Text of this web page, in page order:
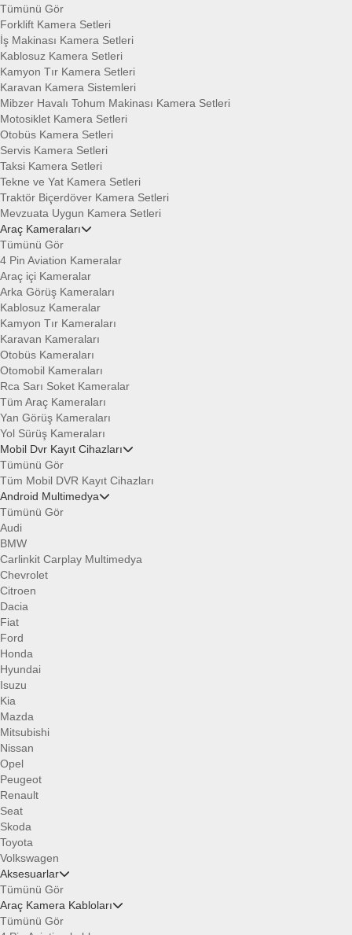
Tümünü Gör
Forklift Kamera Setleri
İş Makinası Kamera Setleri
Kablosuz Kamera Setleri
Kamyon Tır Kamera Setleri
Karavan Kamera Sistemleri
Mibzer Havalı Tohum Makinası Kamera Setleri
Motosiklet Kamera Setleri
Otobüs Kamera Setleri
Servis Kamera Setleri
Taksi Kamera Setleri
Tekne ve Yat Kamera Setleri
Traktör Biçerdöver Kamera Setleri
Mevzuata Uygun Kamera Setleri
Araç Kameraları
Tümünü Gör
4 Pin Aviation Kameralar
Araç içi Kameralar
Arka Görüş Kameraları
Kablosuz Kameralar
Kamyon Tır Kameraları
Karavan Kameraları
Otobüs Kameraları
Otomobil Kameraları
Rca Sarı Soket Kameralar
Tüm Araç Kameraları
Yan Görüş Kameraları
Yol Sürüş Kameraları
Mobil Dvr Kayıt Cihazları
Tümünü Gör
Tüm Mobil DVR Kayıt Cihazları
Android Multimedya
Tümünü Gör
Audi
BMW
Carlinkit Carplay Multimedya
Chevrolet
Citroen
Dacia
Fiat
Ford
Honda
Hyundai
Isuzu
Kia
Mazda
Mitsubishi
Nissan
Opel
Peugeot
Renault
Seat
Skoda
Toyota
Volkswagen
Aksesuarlar
Tümünü Gör
Araç Kamera Kabloları
Tümünü Gör